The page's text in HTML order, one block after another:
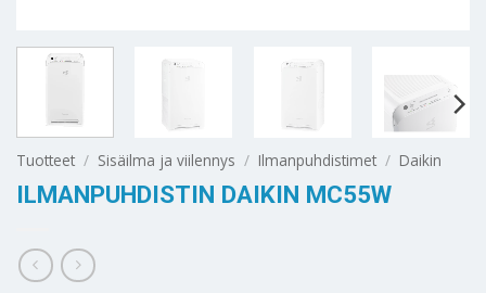
Tuotteet / Sisäilma ja viilennys / Ilmanpuhdistimet / Daikin
ILMANPUHDISTIN DAIKIN MC55W